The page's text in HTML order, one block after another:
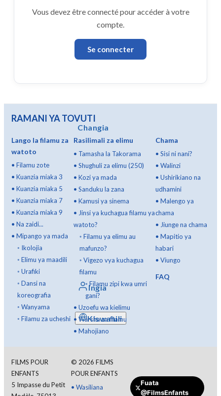
Changia
Ingia
Kiswahili
Vous devez être connecté pour accéder à votre
compte.
Se connecter
RAMANI YA TOVUTI
Lango la filamu za
watoto
• Filamu zote
• Kuanzia miaka 3
• Kuanzia miaka 5
• Kuanzia miaka 7
• Kuanzia miaka 9
• Na zaidi...
• Mipango ya mada
◦ Ikolojia
◦ Elimu ya maadili
◦ Urafiki
◦ Dansi na
koreografia
◦ Wanyama
◦ Filamu za ucheshi
Rasilimali za elimu
• Tamasha la Takorama
• Shughuli za elimu (250)
• Kozi ya mada
• Sanduku la zana
• Kamusi ya sinema
• Jinsi ya kuchagua filamu ya
watoto?
◦ Filamu ya elimu au
mafunzo?
◦ Vigezo vya kuchagua
filamu
◦Filamu zipi kwa umri
gani?
• Uzoefu wa kielimu
• Warsha za filamu
• Mahojiano
Chama
•Sisi ni nani?
•Walinzi
•Ushirikiano na
udhamini
•Malengo ya
chama
• Jiunge na chama
•Mapitio ya
habari
•Viungo
FAQ
FILMS POUR
ENFANTS
5 Impasse du Petit
© 2026 FILMS
POUR ENFANTS
• Wasiliana
Fuata
@FilmsEnfants